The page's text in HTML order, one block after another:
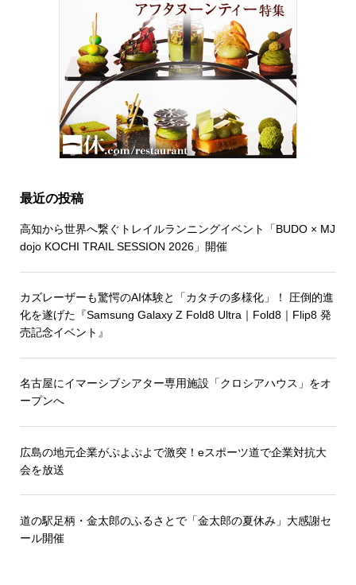
最近の投稿
高知から世界へ繋ぐトレイルランニングイベント「BUDO × MJ
dojo KOCHI TRAIL SESSION 2026」開催
カズレーザーも驚愕のAI体験と「カタチの多様化」！ 圧倒的進
化を遂げた『Samsung Galaxy Z Fold8 Ultra｜Fold8｜Flip8 発
売記念イベント』
名古屋にイマーシブシアター専用施設「クロシアハウス」をオ
ープンへ
広島の地元企業がぷよぷよで激突！eスポーツ道で企業対抗大
会を放送
道の駅足柄・金太郎のふるさとで「金太郎の夏休み」大感謝セ
ール開催